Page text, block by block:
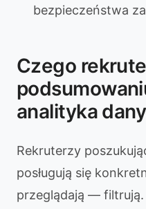
bezpieczeństwa
Czego
analityka
Rekruterzy
posługują się
przeglądają — filtrują.